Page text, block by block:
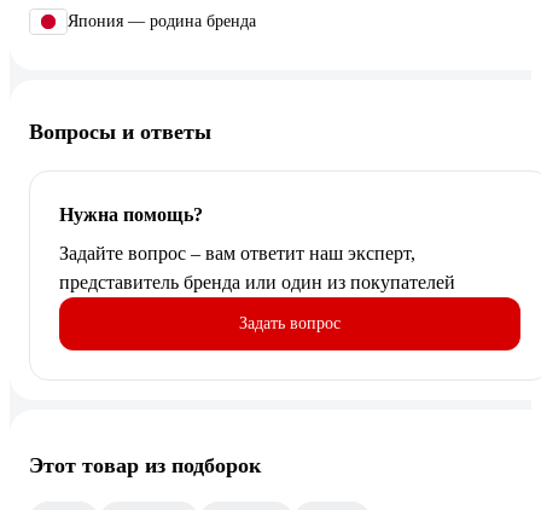
Япония — родина бренда
Вопросы и ответы
Нужна помощь?
Задайте вопрос – вам ответит наш эксперт,
представитель бренда или один из покупателей
Задать вопрос
Этот товар из подборок